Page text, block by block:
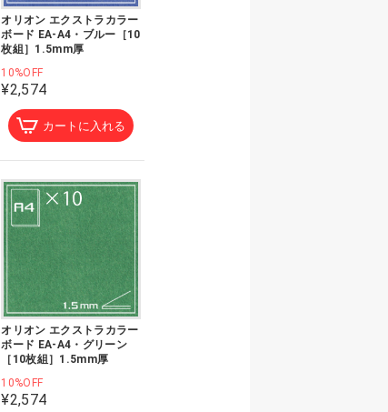
オリオン エクストラカラー
ボード EA-A4・ブルー［10
枚組］1.5mm厚
10%OFF
¥2,574
カートに入れる
オリオン エクストラカラー
ボード EA-A4・グリーン
［10枚組］1.5mm厚
10%OFF
¥2,574